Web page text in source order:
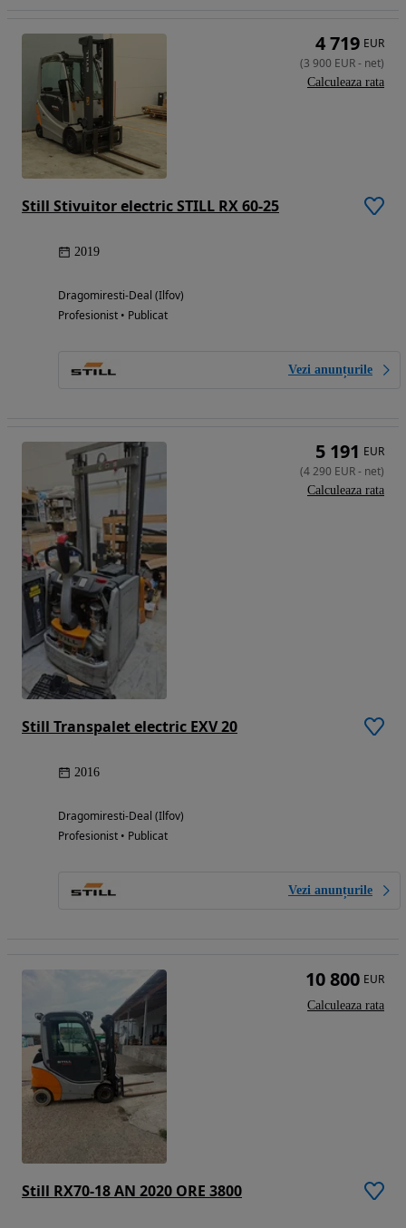
Still Stivuitor electric STILL RX 60-25
2019
Dragomiresti-Deal (Ilfov)
Profesionist • Publicat
Vezi anunțurile
4 719 EUR
(3 900 EUR- net)
Calculeaza rata
Still Transpalet electric EXV 20
2016
Dragomiresti-Deal (Ilfov)
Profesionist • Publicat
Vezi anunțurile
5 191 EUR
(4 290 EUR- net)
Calculeaza rata
Still RX70-18 AN 2020 ORE 3800
10 800 EUR
Calculeaza rata